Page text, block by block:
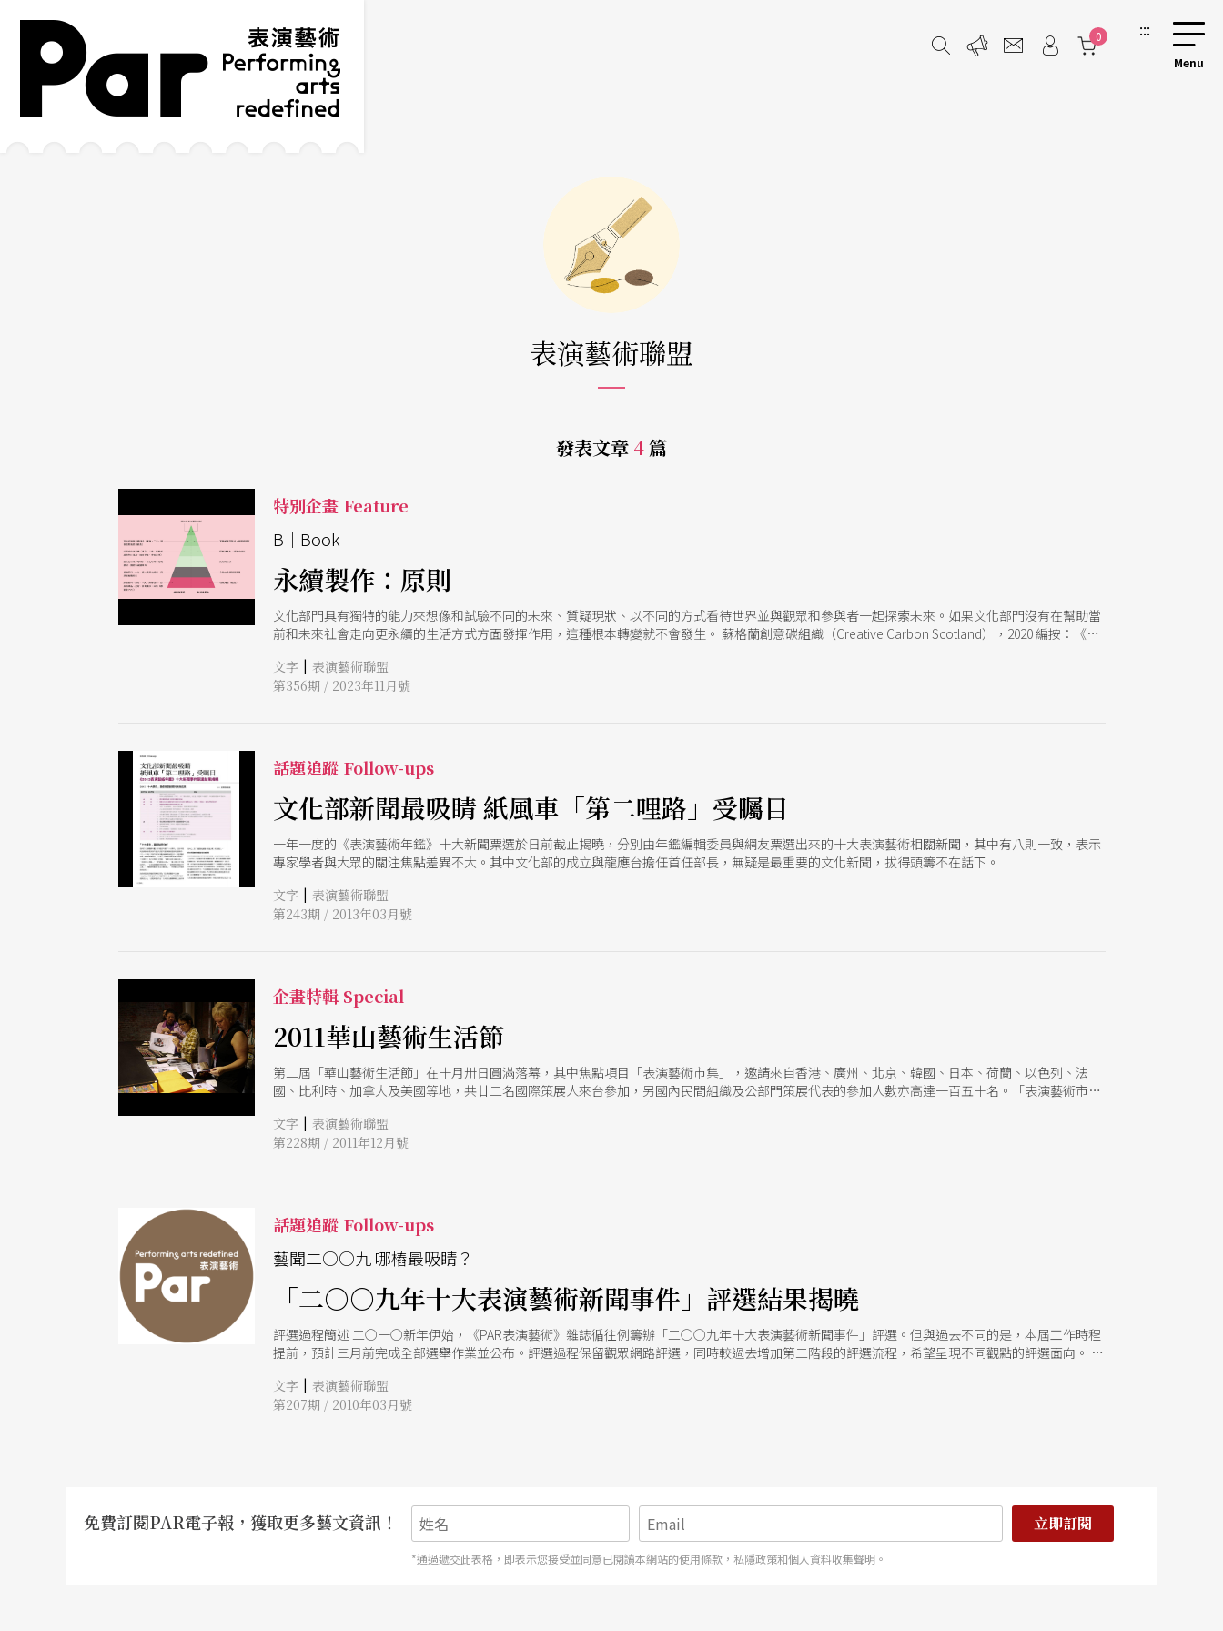
跳到主要內容區塊
網站導覽
0 :::
表演藝術聯盟
發表文章 4篇
特別企畫 Feature
B│Book
永續製作：原則
文化部門具有獨特的能力來想像和試驗不同的未來、質疑現狀、以不同的方式看待世界並與觀眾和參與者一起探索未來。如果文化部門沒有在幫助當
前和未來社會走向更永續的生活方式方面發揮作用，這種根本轉變就不會發生。 蘇格蘭創意碳組織（Creative Carbon Scotland），2020 編按：《劇
Facebook上架。
文字 | 表演藝術聯盟
第356期 / 2023年11月號
話題追蹤 Follow-ups
文化部新聞最吸睛 紙風車「第二哩路」受矚目
一年一度的《表演藝術年鑑》十大新聞票選於日前截止揭曉，分別由年鑑編輯委員與網友票選出來的十大表演藝術相關新聞，其中有八則一致，表示
專家學者與大眾的關注焦點差異不大。其中文化部的成立與龍應台擔任首任部長，無疑是最重要的文化新聞，拔得頭籌不在話下。
文字 | 表演藝術聯盟
第243期 / 2013年03月號
企畫特輯 Special
2011華山藝術生活節
第二屆「華山藝術生活節」在十月卅日圓滿落幕，其中焦點項目「表演藝術市集」，邀請來自香港、廣州、北京、韓國、日本、荷蘭、以色列、法
國、比利時、加拿大及美國等地，共廿二名國際策展人來台參加，另國內民間組織及公部門策展代表的參加人數亦高達一百五十名。「表演藝術市
情體驗台灣表演藝術的驚人創意與內涵。
文字 | 表演藝術聯盟
第228期 / 2011年12月號
話題追蹤 Follow-ups
藝聞二○○九 哪樁最吸睛？
「二○○九年十大表演藝術新聞事件」評選結果揭曉
評選過程簡述 二○一○新年伊始，《PAR表演藝術》雜誌循往例籌辦「二○○九年十大表演藝術新聞事件」評選。但與過去不同的是，本屆工作時程
提前，預計三月前完成全部選舉作業並公布。評選過程保留觀眾網路評選，同時較過去增加第二階段的評選流程，希望呈現不同觀點的評選面向。 第
聞卅七則，以及推薦重要新聞事件六則。第一輪評選的標準包括：重要國外來台節目；國內團隊重要出訪行程；法令編修；表演藝術相關出版，以及
其他項包括新政策、人事異動、重要獎項頒贈等。 一月八日，第二階段複選會議在中正文化中心董事會辦公室舉行，由《PAR表演藝術》雜誌總編輯
文字 | 表演藝術聯盟
第207期 / 2010年03月號
免費訂閱PAR電子報，獲取更多藝文資訊！ 立即訂閱
*通過遞交此表格，即表示您接受並同意已閱讀本網站的使用條款，私隱政策和個人資料收集聲明。